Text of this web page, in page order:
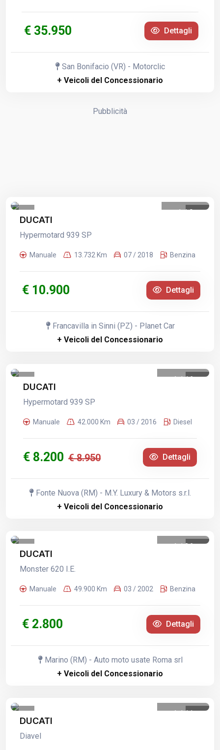
€ 35.950 Dettagli
San Bonifacio (VR) - Motorclic
+ Veicoli del Concessionario
Pubblicità
1 /9
DUCATI
Hypermotard 939 SP
Manuale 13.732 Km 07 / 2018 Benzina
€ 10.900 Dettagli
Francavilla in Sinni (PZ) - Planet Car
+ Veicoli del Concessionario
1 /16
DUCATI
Hypermotard 939 SP
Manuale 42.000 Km 03 / 2016 Diesel
€ 8.200 € 8.950 Dettagli
Fonte Nuova (RM) - M.Y. Luxury & Motors s.r.l.
+ Veicoli del Concessionario
1 /26
DUCATI
Monster 620 I.E.
Manuale 49.900 Km 03 / 2002 Benzina
€ 2.800 Dettagli
Marino (RM) - Auto moto usate Roma srl
+ Veicoli del Concessionario
1 /11
DUCATI
Diavel